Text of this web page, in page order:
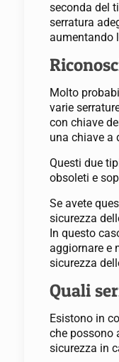
seconda del
serratura
aumentando
Molto
varie
con chiave
una chiave a
Questi due
obsoleti e
Se avete
sicurezza
In questo
aggiornare e
sicurezza
Quali
Esistono in
che possono
sicurezza in